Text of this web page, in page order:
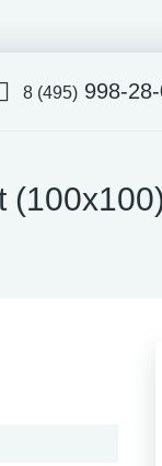
8 (495) 998-